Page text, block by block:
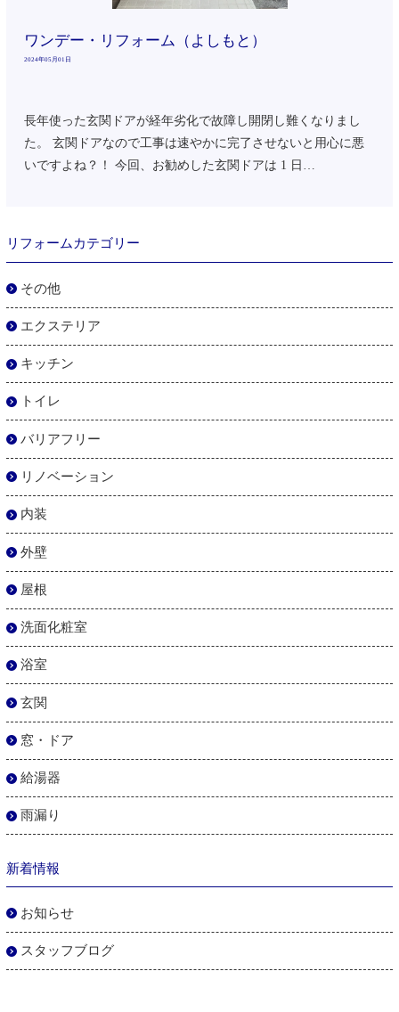
ワンデー・リフォーム（よしもと）
2024年05月01日
長年使った玄関ドアが経年劣化で故障し開閉し難くなりまし
た。 玄関ドアなので工事は速やかに完了させないと用心に悪
いですよね？！ 今回、お勧めした玄関ドアは 1 日…
リフォームカテゴリー
その他
エクステリア
キッチン
トイレ
バリアフリー
リノベーション
内装
外壁
屋根
洗面化粧室
浴室
玄関
窓・ドア
給湯器
雨漏り
新着情報
お知らせ
スタッフブログ